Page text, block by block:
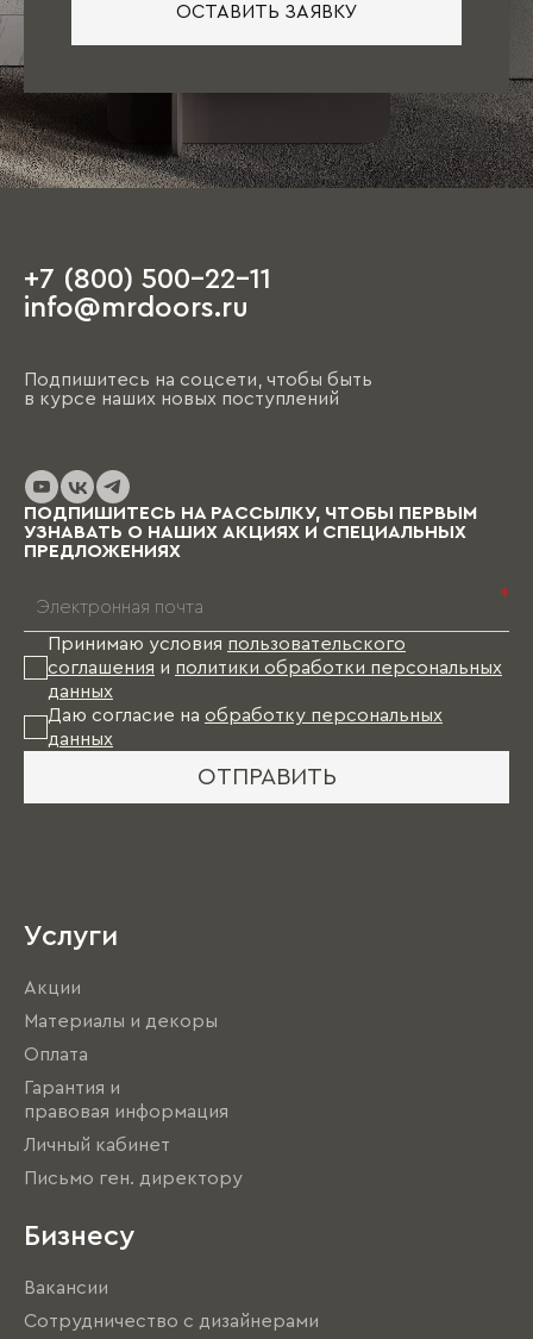
ОСТАВИТЬ ЗАЯВКУ
+7 (800) 500-22-11
info@mrdoors.ru
Подпишитесь на соцсети, чтобы быть
в курсе наших новых поступлений
ПОДПИШИТЕСЬ НА РАССЫЛКУ, ЧТОБЫ ПЕРВЫМ
УЗНАВАТЬ О НАШИХ АКЦИЯХ И СПЕЦИАЛЬНЫХ
ПРЕДЛОЖЕНИЯХ
*
Принимаю условия пользовательского
соглашения и политики обработки персональных
данных
Даю согласие на обработку персональных
данных
ОТПРАВИТЬ
Услуги
Акции
Материалы и декоры
Оплата
Гарантия и
правовая информация
Личный кабинет
Письмо ген. директору
Бизнесу
Вакансии
Сотрудничество с дизайнерами